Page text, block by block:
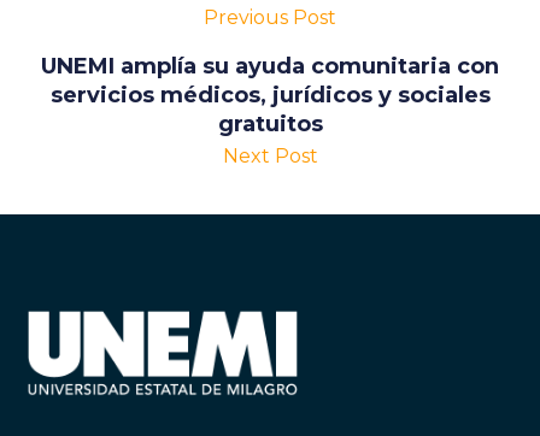
Previous Post
UNEMI amplía su ayuda comunitaria con
servicios médicos, jurídicos y sociales
gratuitos
Next Post